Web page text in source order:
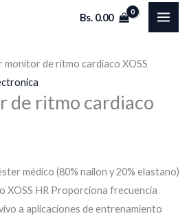
Bs. 0.00
monitor de ritmo cardiaco XOSS
de ritmo cardiaco
médico (80% nailon y 20% elastano)
XOSS HR Proporciona frecuencia
a aplicaciones de entrenamiento